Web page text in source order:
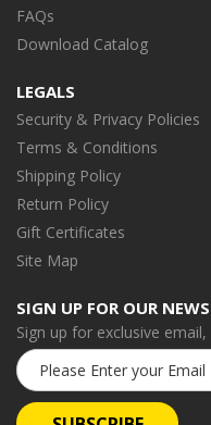
FAQs
Download Catalog
LEGALS
Security & Privacy Policies
Terms & Conditions
Shipping Policy
Return Policy
Gift Certificates
Site Map
SIGN UP FOR OUR
Sign up for exclusive
Email
Address